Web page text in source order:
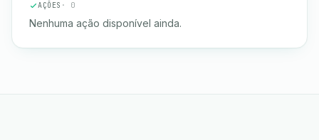
AÇÕES · 0
Nenhuma ação disponível ainda.